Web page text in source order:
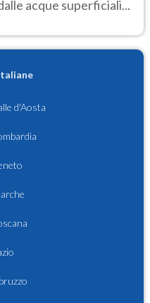
acque superficiali...
d'Aosta